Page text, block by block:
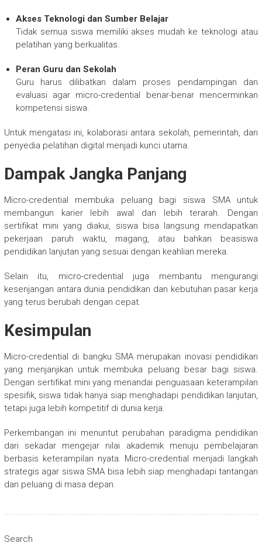
Akses Teknologi dan Sumber Belajar
Tidak semua siswa memiliki akses mudah ke teknologi atau
pelatihan yang berkualitas.
Peran Guru dan Sekolah
Guru harus dilibatkan dalam proses pendampingan dan
evaluasi agar micro-credential benar-benar mencerminkan
kompetensi siswa.
Untuk mengatasi ini, kolaborasi antara sekolah, pemerintah, dan
penyedia pelatihan digital menjadi kunci utama.
Dampak Jangka Panjang
Micro-credential membuka peluang bagi siswa SMA untuk
membangun karier lebih awal dan lebih terarah. Dengan
sertifikat mini yang diakui, siswa bisa langsung mendapatkan
pekerjaan paruh waktu, magang, atau bahkan beasiswa
pendidikan lanjutan yang sesuai dengan keahlian mereka.
Selain itu, micro-credential juga membantu mengurangi
kesenjangan antara dunia pendidikan dan kebutuhan pasar kerja
yang terus berubah dengan cepat.
Kesimpulan
Micro-credential di bangku SMA merupakan inovasi pendidikan
yang menjanjikan untuk membuka peluang besar bagi siswa.
Dengan sertifikat mini yang menandai penguasaan keterampilan
spesifik, siswa tidak hanya siap menghadapi pendidikan lanjutan,
tetapi juga lebih kompetitif di dunia kerja.
Perkembangan ini menuntut perubahan paradigma pendidikan
dari sekadar mengejar nilai akademik menuju pembelajaran
berbasis keterampilan nyata. Micro-credential menjadi langkah
strategis agar siswa SMA bisa lebih siap menghadapi tantangan
dan peluang di masa depan.
Search